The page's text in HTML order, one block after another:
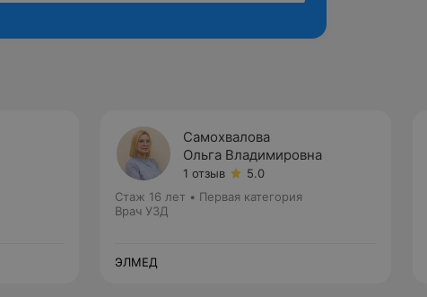
Самохвалова
Ольга Владимировна
1 отзыв
5.0
Стаж 16 лет • Первая категория
Врач УЗД
ЭЛМЕД